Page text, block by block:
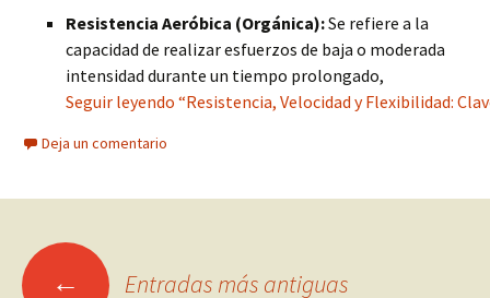
Resistencia Aeróbica (Orgánica):Se refiere a la
capacidad de realizar esfuerzos de baja o moderada
intensidad durante un tiempo prolongado,
Seguir leyendo “Resistencia, Velocidad y Flexibilidad:
Deja un comentario
Ir ← Entradas más antiguas